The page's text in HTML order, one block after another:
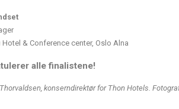
Hotel & Conference center, Oslo Alna
alle finalistene!
konserndirektør for Thon Hotels.